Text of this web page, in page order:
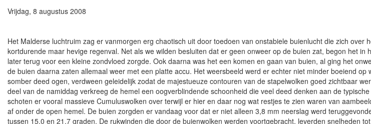
Vrijdag, 8 augustus 2008
Het Malderse luchtruim zag er vanmorgen erg chaotisch uit door toedoen van onstabiele buienlucht die zich
kortdurende maar hevige regenval. Net als we wilden besluiten dat er geen onweer op de buien zat, begon het
later terug voor een kleine zondvloed zorgde. Ook daarna was het een komen en gaan van buien, al ging het
de buien daarna zaten allemaal weer met een platte accu. Het weersbeeld werd er echter niet minder boeiend
somber deed ogen, verdween geleidelijk zodat de majestueuze contouren van de stapelwolken goed zichtbaar
deel van de namiddag verkreeg de hemel een oogverblindende schoonheid die veel deed denken aan de
schoten er vooral massieve Cumuluswolken over terwijl er hier en daar nog wat restjes te zien waren van
af onder de open hemel. De buien zorgden er vandaag voor dat er niet alleen 3,8 mm neerslag werd
tussen 15,0 en 21,7 graden. De rukwinden die door de buienwolken werden voortgebracht, leverden snelheden